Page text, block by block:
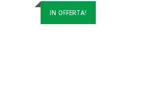
IN OFFERTA!